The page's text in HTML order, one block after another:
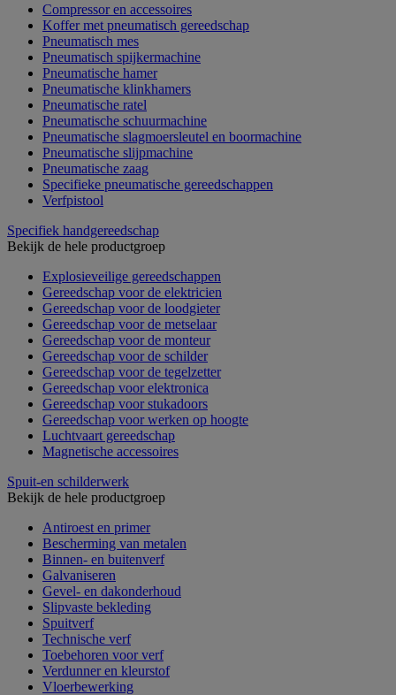
Compressor en accessoires
Koffer met pneumatisch gereedschap
Pneumatisch mes
Pneumatisch spijkermachine
Pneumatische hamer
Pneumatische klinkhamers
Pneumatische ratel
Pneumatische schuurmachine
Pneumatische slagmoersleutel en boormachine
Pneumatische slijpmachine
Pneumatische zaag
Specifieke pneumatische gereedschappen
Verfpistool
Specifiek handgereedschap
Bekijk de hele productgroep
Explosieveilige gereedschappen
Gereedschap voor de elektricien
Gereedschap voor de loodgieter
Gereedschap voor de metselaar
Gereedschap voor de monteur
Gereedschap voor de schilder
Gereedschap voor de tegelzetter
Gereedschap voor elektronica
Gereedschap voor stukadoors
Gereedschap voor werken op hoogte
Luchtvaart gereedschap
Magnetische accessoires
Spuit-en schilderwerk
Bekijk de hele productgroep
Antiroest en primer
Bescherming van metalen
Binnen- en buitenverf
Galvaniseren
Gevel- en dakonderhoud
Slipvaste bekleding
Spuitverf
Technische verf
Toebehoren voor verf
Verdunner en kleurstof
Vloerbewerking